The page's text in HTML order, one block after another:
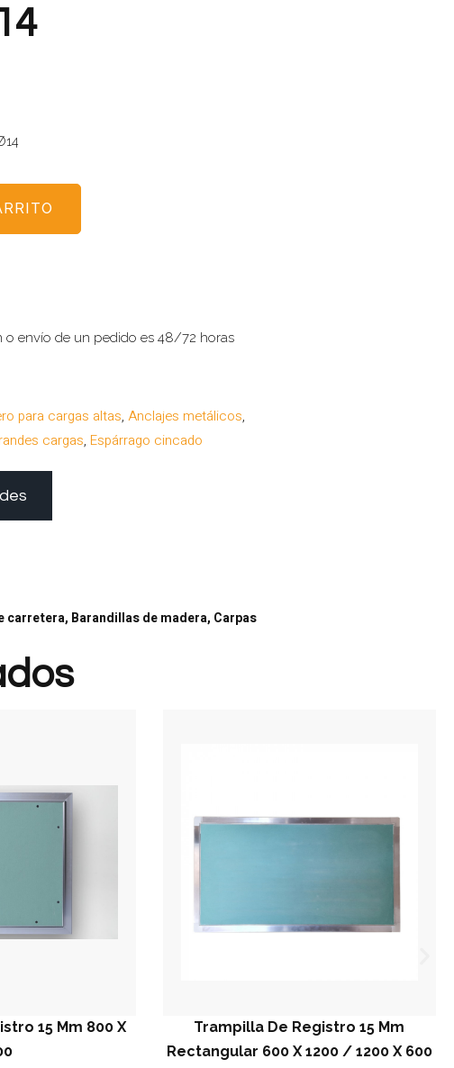
o envío de un pedido es 48/72 horas
para cargas altas,Anclajes metálicos,
cargas, Espárrago cincado
Barandillas de madera, Carpas
X
Trampilla De Registro 15 Mm
Rectangular 600 X 1200 / 1200 X 600